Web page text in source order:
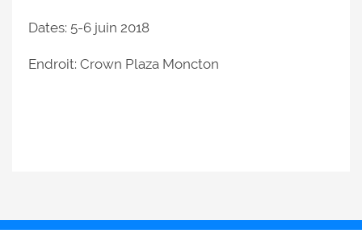
Dates: 5-6 juin 2018
Endroit: Crown Plaza Moncton